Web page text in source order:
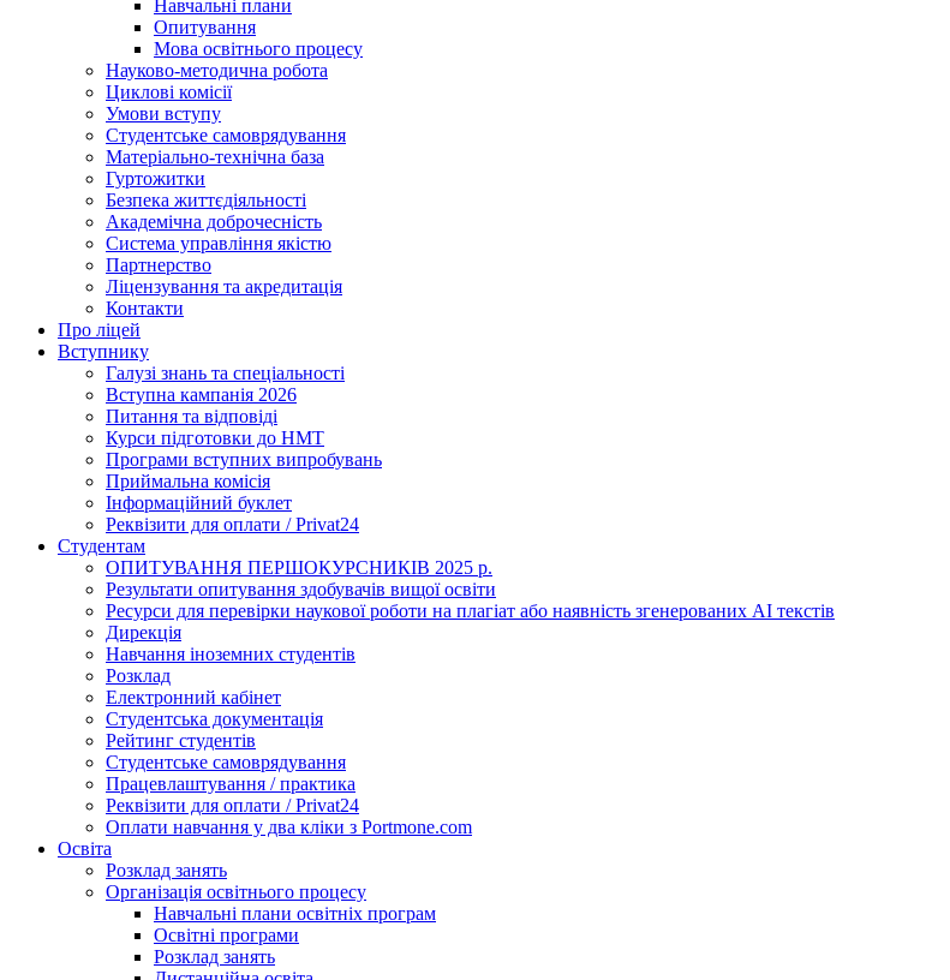
Навчальні плани
Опитування
Мова освітнього процесу
Науково-методична робота
Циклові комісії
Умови вступу
Студентське самоврядування
Матеріально-технічна база
Гуртожитки
Безпека життєдіяльності
Академічна доброчесність
Система управління якістю
Партнерство
Ліцензування та акредитація
Контакти
Про ліцей
Вступнику
Галузі знань та спеціальності
Вступна кампанія 2026
Питання та відповіді
Курси підготовки до НМТ
Програми вступних випробувань
Приймальна комісія
Інформаційний буклет
Реквізити для оплати / Privat24
Студентам
ОПИТУВАННЯ ПЕРШОКУРСНИКІВ 2025 р.
Результати опитування здобувачів вищої освіти
Ресурси для перевірки наукової роботи на плагіат або наявність згенерованих АІ текстів
Дирекція
Навчання іноземних студентів
Розклад
Електронний кабінет
Студентська документація
Рейтинг студентів
Студентське самоврядування
Працевлаштування / практика
Реквізити для оплати / Privat24
Оплати навчання у два кліки з Portmone.com
Освіта
Розклад занять
Організація освітнього процесу
Навчальні плани освітніх програм
Освітні програми
Розклад занять